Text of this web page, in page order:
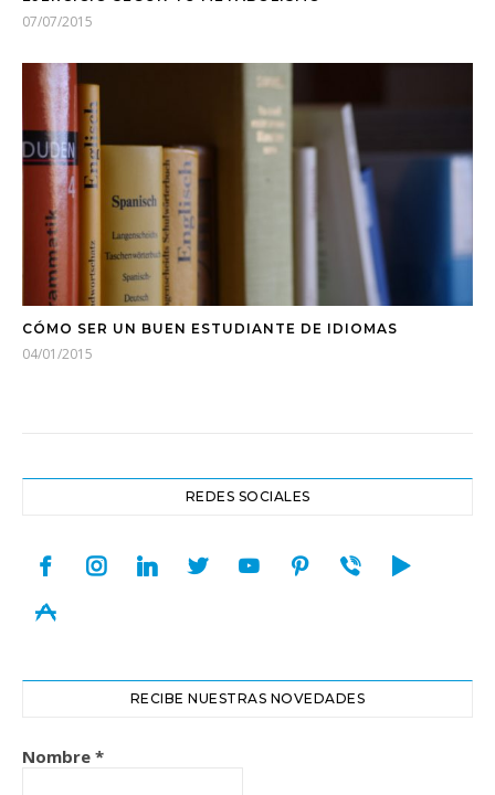
07/07/2015
CÓMO SER UN BUEN ESTUDIANTE DE IDIOMAS
04/01/2015
REDES SOCIALES
facebookinstagramlinkedintwitteryoutubepinterest
viber play
appstore
RECIBE NUESTRAS NOVEDADES
Nombre *